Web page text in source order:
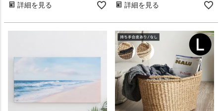
詳細を見る
詳細を見る